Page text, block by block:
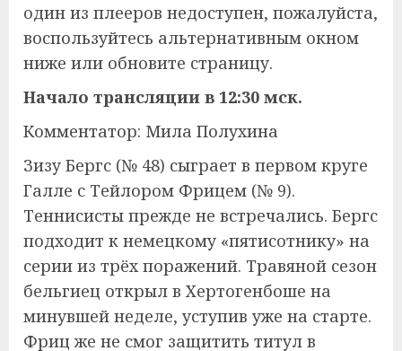
один из плееров недоступен, пожалуйста,
воспользуйтесь альтернативным окном
ниже или обновите страницу.
Начало трансляции в 12:30 мск.
Комментатор: Мила Полухина
Зизу Бергс (№ 48) сыграет в первом круге
Галле с Тейлором Фрицем (№ 9).
Теннисисты прежде не встречались. Бергс
подходит к немецкому «пятисотнику» на
серии из трёх поражений. Травяной сезон
бельгиец открыл в Хертогенбоше на
минувшей неделе, уступив уже на старте.
Фриц же не смог защитить титул в